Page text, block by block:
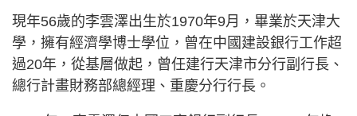
現年56歲的李雲澤出生於1970年9月，畢業於天津大
學，擁有經濟學博士學位，曾在中國建設銀行工作超
過20年，從基層做起，曾任建行天津市分行副行長、
總行計畫財務部總經理、重慶分行行長。